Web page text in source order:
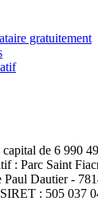
gratuitement
de 6 990
: Parc Saint
Paul Dautier -
: 505 037